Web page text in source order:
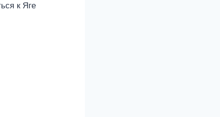
к Яге